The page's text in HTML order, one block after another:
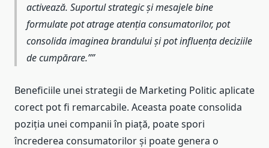
activează. Suportul strategic și mesajele bine
formulate pot atrage atenția consumatorilor, pot
consolida imaginea brandului și pot influența deciziile
de cumpărare.”
Beneficiile unei strategii de Marketing Politic aplicate
corect pot fi remarcabile. Aceasta poate consolida
poziția unei companii în piață, poate spori
încrederea consumatorilor și poate genera o